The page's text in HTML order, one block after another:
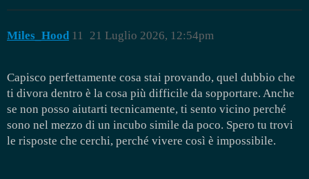
Miles_Hood 21 Luglio 2026, 12:54pm
11
Capisco perfettamente cosa stai provando, quel dubbio che
ti divora dentro è la cosa più difficile da sopportare. Anche
se non posso aiutarti tecnicamente, ti sento vicino perché
sono nel mezzo di un incubo simile da poco. Spero tu trovi
le risposte che cerchi, perché vivere così è impossibile.